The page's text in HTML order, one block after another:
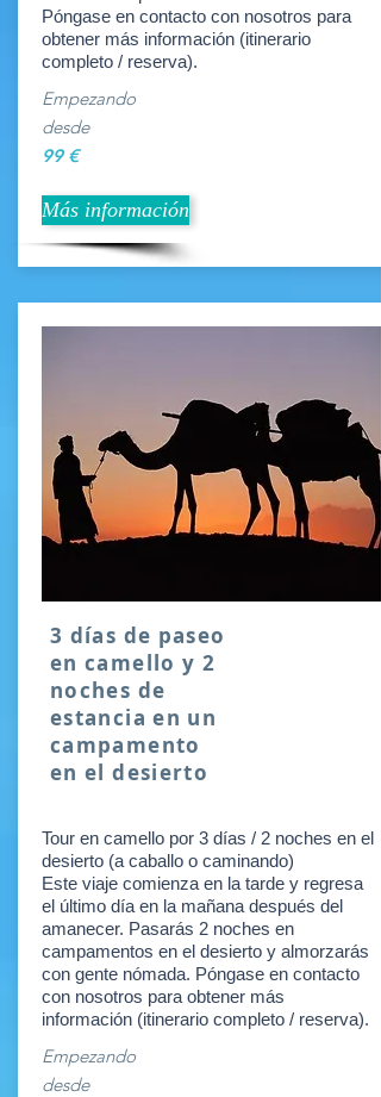
Póngase en contacto con nosotros para
obtener más información (itinerario
completo / reserva).
Empezando
desde
99 €
Más información
3 días de paseo
en camello y 2
noches de
estancia en un
campamento
en el desierto
Tour en camello por 3 días / 2 noches en el
desierto (a caballo o caminando)
Este viaje comienza en la tarde y regresa
el último día en la mañana después del
amanecer. Pasarás 2 noches en
campamentos en el desierto y almorzarás
con gente nómada. Póngase en contacto
con nosotros para obtener más
información (itinerario completo / reserva).
Empezando
desde